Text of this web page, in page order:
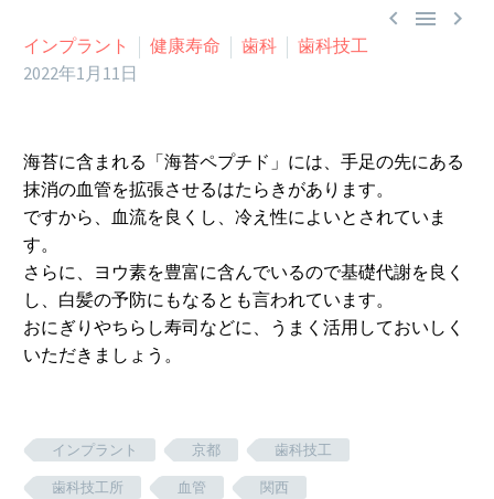
  
インプラント 健康寿命 歯科
歯科技工
2022年1月11日
海苔に含まれる「海苔ペプチド」には、手足の先にある
抹消の血管を拡張させるはたらきがあります。
ですから、血流を良くし、冷え性によいとされていま
す。
さらに、ヨウ素を豊富に含んでいるので基礎代謝を良く
し、白髪の予防にもなるとも言われています。
おにぎりやちらし寿司などに、うまく活用しておいしく
いただきましょう。
インプラント 京都
歯科技工
歯科技工所
血管 関西